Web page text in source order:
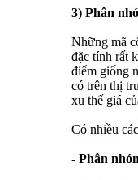
3) Phân
Những mã
đặc tính rất
điểm giống
có trên thị
xu thế giá
Có nhiều
- Phân